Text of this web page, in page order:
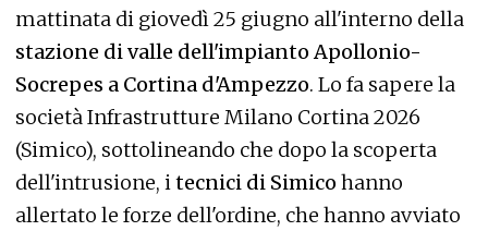
mattinata di giovedì 25 giugno all'interno della
stazione di valle dell'impianto Apollonio-
Socrepes a Cortina d'Ampezzo. Lo fa sapere la
società Infrastrutture Milano Cortina 2026
(Simico), sottolineando che dopo la scoperta
dell'intrusione, i tecnici di Simico hanno
allertato le forze dell'ordine, che hanno avviato